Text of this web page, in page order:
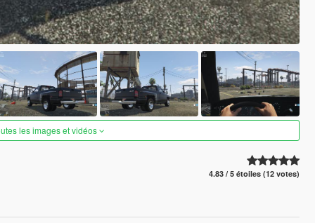
les images et vidéos
4.83 / 5 étoiles (12 votes)